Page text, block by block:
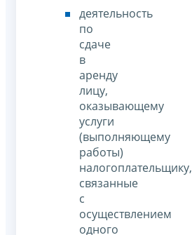
деятельность
по
сдаче
в
аренду
лицу,
оказывающему
услуги
(выполняющему
работы)
налогоплательщику,
связанные
с
осуществлением
одного